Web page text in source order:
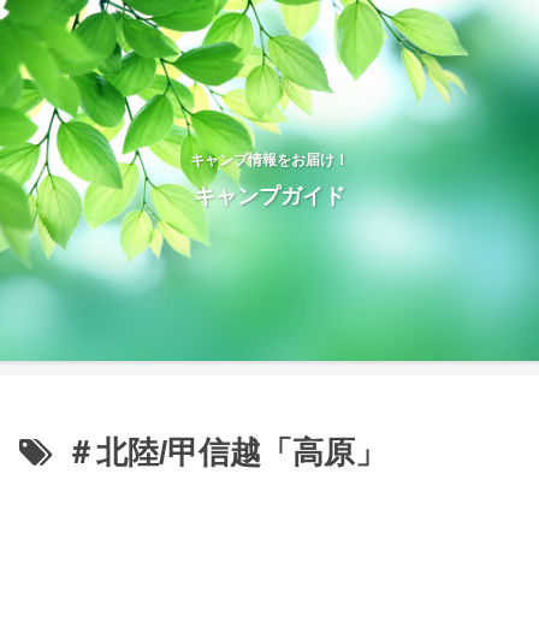
キャンプ情報をお届け！
キャンプガイド
＃北陸/甲信越「高原」